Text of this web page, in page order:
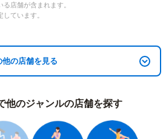
店舗が含まれます。
ています。
他の店舗を見る
他のジャンルの店舗を探す